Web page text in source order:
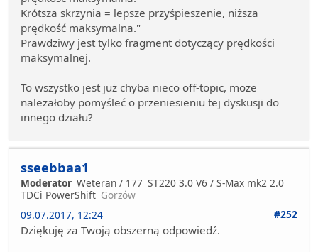
Krótsza skrzynia = lepsze przyśpieszenie, niższa
prędkość maksymalna."
Prawdziwy jest tylko fragment dotyczący prędkości
maksymalnej.
To wszystko jest już chyba nieco off-topic, może
należałoby pomyśleć o przeniesieniu tej dyskusji do
innego działu?
sseebbaa1
Moderator Weteran / 177 ST220 3.0 V6 / S-Max mk2 2.0
TDCi PowerShift Gorzów
09.07.2017, 12:24
#252
Dziękuję za Twoją obszerną odpowiedź.